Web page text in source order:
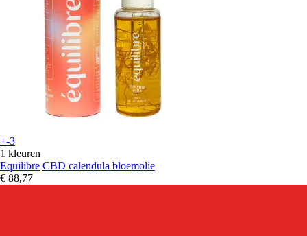
+-3
1 kleuren
Equilibre CBD calendula bloemolie
€ 88,77